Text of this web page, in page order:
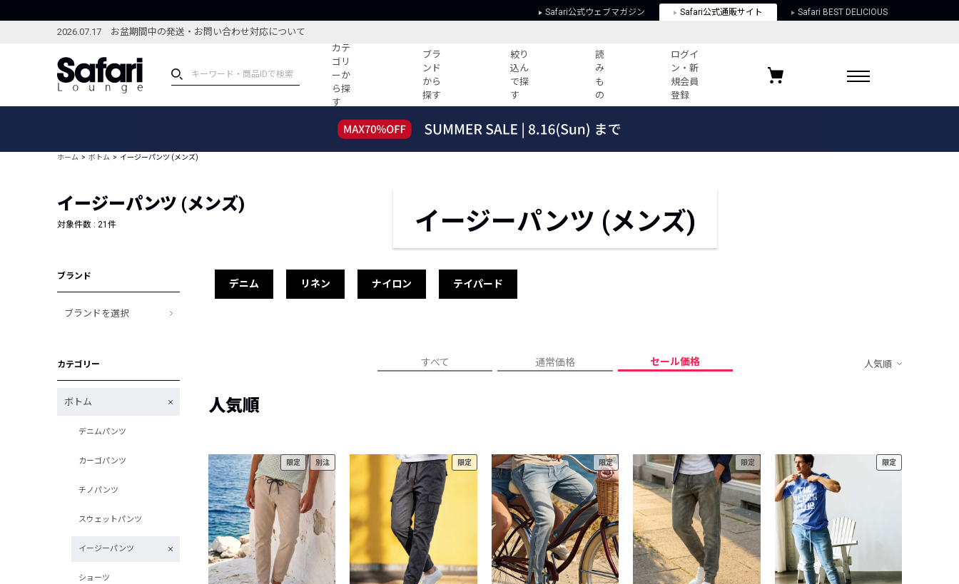
Safari公式ウェブマガジン Safari公式通販サイト Safari BEST DELICIOUS
2026.07.17 お盆期間中の発送・お問い合わせ対応について
カテ
ゴリ
ーか
ら探
す
ブラ
ンド
から
探す
絞り
込ん
で探
す
読
み
も
の
ログイ
ン・新
規会員
登録
ブランドから探す
新着アイテム
編集部のおすすめアイテム
セール
コーディネート
すべての記事
HOTなコーデ TOP20
新ブランドご紹介！
フォーカスブランド
会社概要
お気に入りブランド
ホーム ボトム イージーパンツ (メンズ)
イージーパンツ (メンズ)
対象件数 : 21 件
ブランド
ブランドを選択
カテゴリー
ボトム
デニムパンツ
カーゴパンツ
チノパンツ
スウェットパンツ
イージーパンツ
ショーツ
イージーパンツ (メンズ)
デニム リネン ナイロン テイパード
すべて 通常価格 セール価格 人気順
人気順
限定 別注 限定 限定 限定 限定